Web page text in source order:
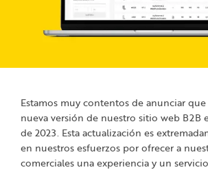
Estamos muy contentos de anunciar
nueva versión de nuestro sitio web B2B
de 2023. Esta actualización es
en nuestros esfuerzos por ofrecer a
comerciales una experiencia y un